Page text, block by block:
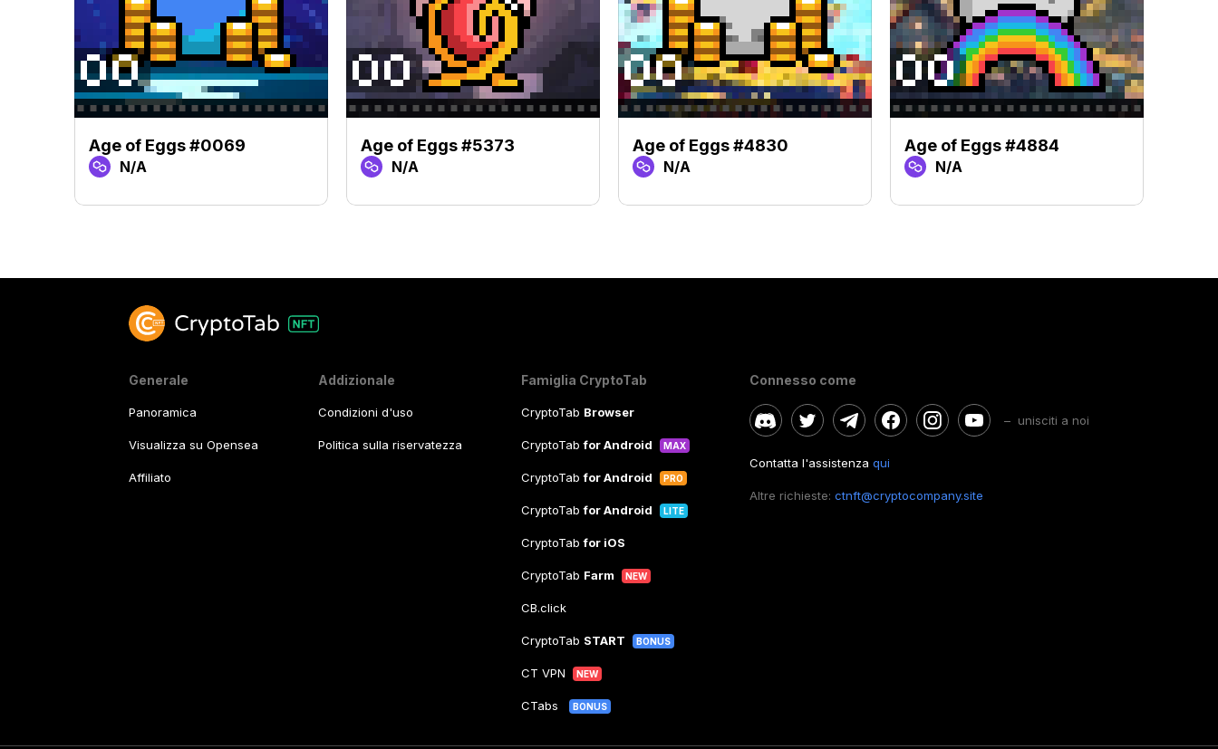
Age of Eggs #0069
N/A
Age of Eggs #5373
N/A
Age of Eggs #4830
N/A
Age of Eggs #4884
N/A
Generale
Panoramica
Visualizza su Opensea
Affiliato
Addizionale
Condizioni d'uso
Politica sulla riservatezza
Famiglia CryptoTab
CryptoTab Browser
CryptoTabfor Android MAX
CryptoTabfor Android PRO
CryptoTabfor Android LITE
CryptoTabfor iOS
CryptoTab Farm NEW
CB.click
CryptoTab START BONUS
CT VPN NEW
CTabs BONUS
Connesso come
– unisciti a noi
Contatta l'assistenza qui
Altre richieste: ctnft@cryptocompany.site